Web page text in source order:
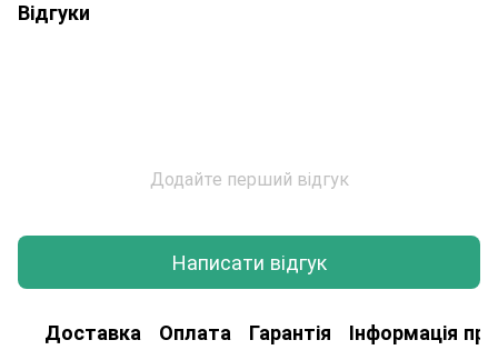
Відгуки
Додайте перший відгук
Написати відгук
Доставка Оплата Гарантія Інформація